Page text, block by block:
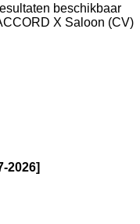
beschikbaar
X Saloon (CV)
-2026]